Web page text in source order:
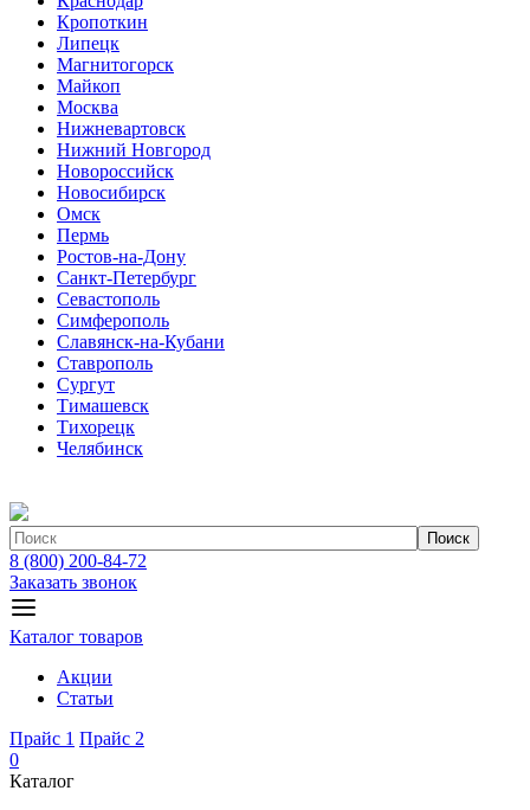
Кропоткин
Липецк
Магнитогорск
Майкоп
Москва
Нижневартовск
Нижний Новгород
Новороссийск
Новосибирск
Омск
Пермь
Ростов-на-Дону
Санкт-Петербург
Севастополь
Симферополь
Славянск-на-Кубани
Ставрополь
Сургут
Тимашевск
Тихорецк
Челябинск
Поиск
8 (800) 200-84-72
Заказать звонок
Каталог товаров
Акции
Статьи
Прайс 1 Прайс 2
0
Каталог